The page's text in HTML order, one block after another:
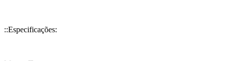
::Especificações: